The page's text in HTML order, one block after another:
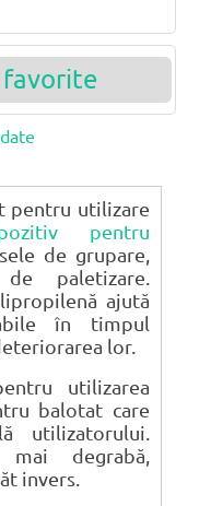
pentru utilizare
pentru
de grupare,
paletizare.
ajută
în timpul
lor.
utilizarea
balotat care
utilizatorului.
degrabă,
invers.